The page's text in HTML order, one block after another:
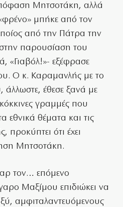
Μητσοτάκη, αλλά
μπήκε από τον
από την Πάτρα την
παρουσίαση του
«Γιαβόλ!»- εξέφρασε
Ο κ. Καραμανλής με το
άλλωστε, έθεσε ξανά με
γραμμές που
εθνικά θέματα και τις
προκύπτει ότι έχει
Μητσοτάκη.
τον… επόμενο
Μαξίμου επιδιώκει να
αμφιταλαντευόμενους